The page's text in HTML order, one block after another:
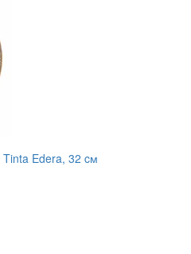
Edera, 32 cм